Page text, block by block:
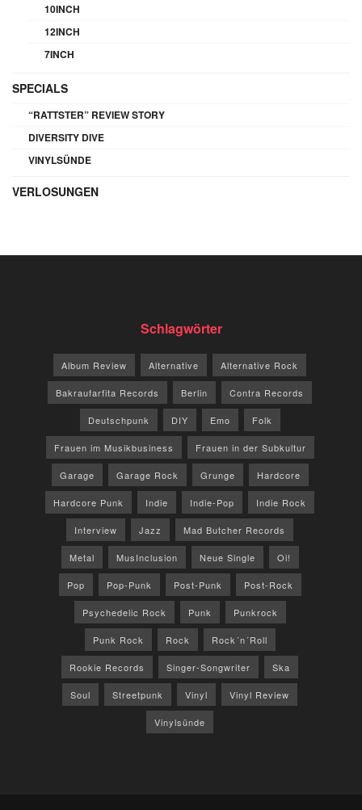
10INCH
12INCH
7INCH
SPECIALS
“RATTSTER” REVIEW STORY
DIVERSITY DIVE
VINYLSÜNDE
VERLOSUNGEN
Schlagwörter
Album Review Alternative Alternative Rock
Bakraufarfita Records Berlin Contra Records
Deutschpunk DIY Emo Folk
Frauen im Musikbusiness Frauen in der Subkultur
Garage Garage Rock Grunge Hardcore
Hardcore Punk Indie Indie-Pop Indie Rock
Interview Jazz Mad Butcher Records
Metal MusInclusion Neue Single Oi!
Pop Pop-Punk Post-Punk Post-Rock
Psychedelic Rock Punk Punkrock
Punk Rock Rock Rock´n´Roll
Rookie Records Singer-Songwriter Ska
Soul Streetpunk Vinyl Vinyl Review
Vinylsünde